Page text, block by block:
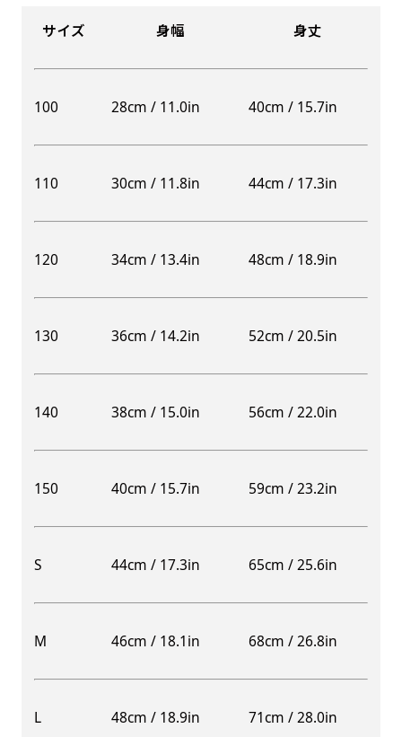
サイズ 身幅 身丈
100 28cm / 11.0in 40cm / 15.7in
110 30cm / 11.8in 44cm / 17.3in
120 34cm / 13.4in 48cm / 18.9in
130 36cm / 14.2in 52cm / 20.5in
140 38cm / 15.0in 56cm / 22.0in
150 40cm / 15.7in 59cm / 23.2in
S 44cm / 17.3in 65cm / 25.6in
M 46cm / 18.1in 68cm / 26.8in
L 48cm / 18.9in 71cm / 28.0in